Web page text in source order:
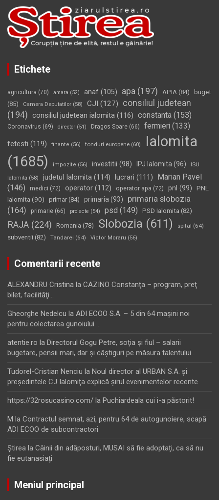
Etichete
agricultura (70) amara (52) anaf (105) apa (197) APIA (84)
buget
(85)
Camera Deputatilor (58) CJI (127)
consiliul judetean
(194) consiliul judetean ialomita (116) constanta (153)
Coronavirus (69) director (51) Dragos Soare (66) fermieri (133)
fetesti (119) finante (56) fonduri europene (60)
Ialomita
(1685)
impozite (56) investitii (98) IPJ Ialomita (96) ISU
Ialomita (58) judetul Ialomita (114) lucrari (111)
Marian Pavel
(146)
medici (72) operator (112) operator apa (72) pnl (99)
PNL
Ialomita (90) primar(84) primaria (93)
primaria slobozia
(164)
primarie (66) proiecte (54) psd (149) PSD Ialomita (82)
RAJA (224) Romania (78) Slobozia (611) spital (64)
subventii (82) Tandarei (64) Victor Moraru (56)
Comentarii recente
ALEXANDRU Cristina la CAZINO Constanţa – program, preţ
bilet, facilităţi…
Gheorghe Nedelcu la ADI ECOO S.A. – 5 din 64 maşini noi
pentru colectarea gunoiului …
atentie.ro la Directorul Gogu Petre, soţia şi fiul – salarii
bugetare, pensii mari, dar şi câştiguri pe măsura talentului…
Tudorel-Cristian Nenciu la Noul director al URBAN S.A. şi
preşedintele CJ Ialomiţa explică şirul evenimentelor recente
https://32rosucasino.com/ la Puchiardeala cui i-a păstorit!
M la Contractul semnat, azi, pentru 64 de autogunoiere, scapă
ADI ECOO de subcontractori
Ştirea la Câinii din adăposturi, MUSAI să fie adoptați, ca să nu
fie eutanasiați
Meniul principal